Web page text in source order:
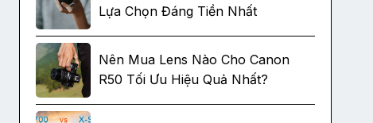
Lựa Chọn Đáng Tiền Nhất
Nên Mua Lens Nào Cho Canon
R50 Tối Ưu Hiệu Quả Nhất?